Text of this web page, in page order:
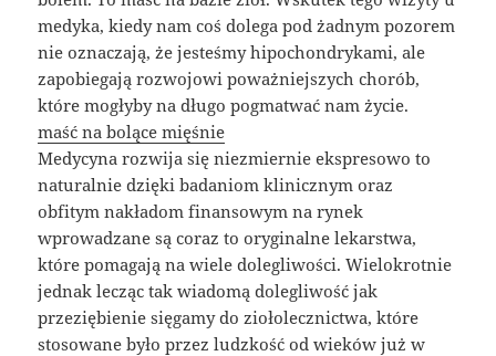
medyka, kiedy nam coś dolega pod żadnym pozorem
nie oznaczają, że jesteśmy hipochondrykami, ale
zapobiegają rozwojowi poważniejszych chorób,
które mogłyby na długo pogmatwać nam życie.
maść na bolące mięśnie
Medycyna rozwija się niezmiernie ekspresowo to
naturalnie dzięki badaniom klinicznym oraz
obfitym nakładom finansowym na rynek
wprowadzane są coraz to oryginalne lekarstwa,
które pomagają na wiele dolegliwości. Wielokrotnie
jednak lecząc tak wiadomą dolegliwość jak
przeziębienie sięgamy do ziołolecznictwa, które
stosowane było przez ludzkość od wieków już w